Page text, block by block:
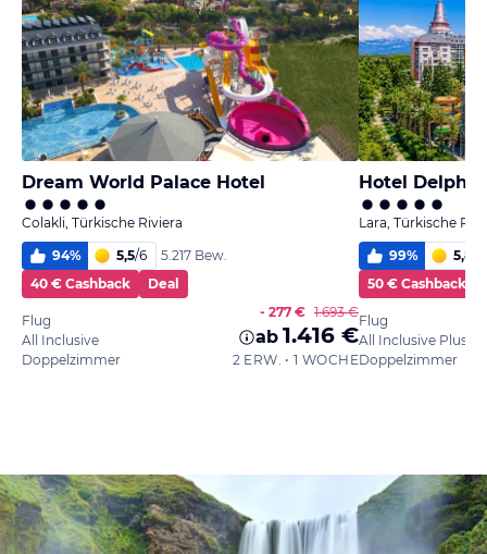
Dream World Palace Hotel
Colakli, Türkische Riviera
94% 5,5/6
5.217 Bew.
40 € Cashback
Deal
Flug
All Inclusive
Doppelzimmer
- 277 € 1.693 €
ab 1.416 €
2 ERW. • 1 WOCHE
Hotel
Lara, Türkische
99% 5,8
50 € Cashback
Flug
All Inclusive Plus
Doppelzimmer